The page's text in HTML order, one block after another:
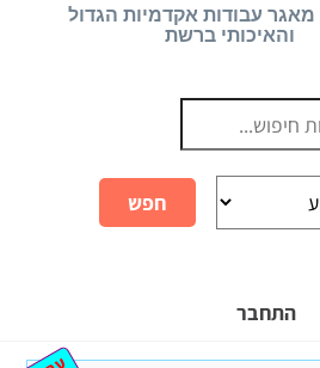
עבודות אקדמיות הגדול
והאיכותי ברשת
התחבר